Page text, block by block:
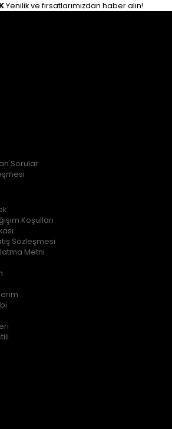
Yenilik ve fırsatlarımızdan haber alın!
Sorular
Koşulları
Sözleşmesi
Metni